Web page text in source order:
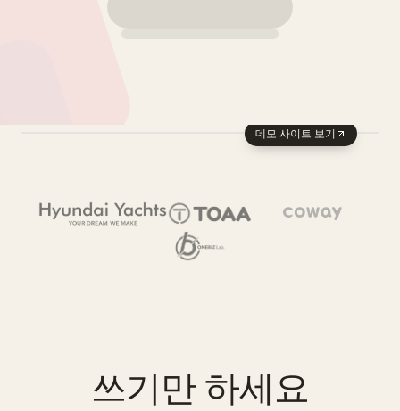
데모 사이트 보기
쓰기만 하세요